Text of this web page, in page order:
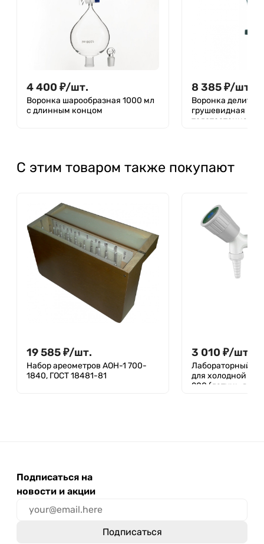
4 400 ₽/шт.
Воронка шарообразная 1000 мл
с длинным концом
8 385₽/шт.
Воронка
грушевидная
толстостенная,
С этим товаром также покупают
19 585₽/шт.
Набор ареометров АОН-1 700-
1840, ГОСТ 18481-81
3 010 ₽/шт.
Лабораторный г-
для холодной
200 (латунь,
Подписаться на
новости и акции